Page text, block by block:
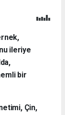
ileriye
bir
Çin,